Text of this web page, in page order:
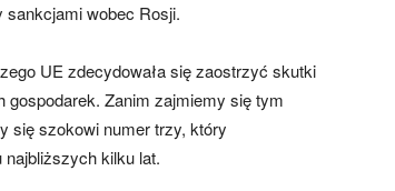
sankcjami wobec Rosji.
UE zdecydowała się zaostrzyć skutki
gospodarek. Zanim zajmiemy się tym
się szokowi numer trzy, który
najbliższych kilku lat.